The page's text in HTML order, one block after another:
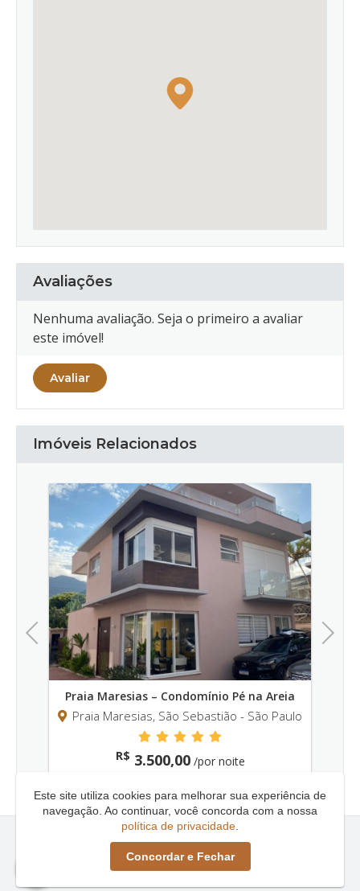
Avaliações
Nenhuma avaliação. Seja o primeiro a avaliar
este imóvel!
Avaliar
Imóveis Relacionados
Previous
Praia Maresias – Condomínio Pé na Areia
Praia Maresias, São Sebastião - São Paulo
R$ 3.500,00/por noite
Next
Litoral Comfort | Locação de Imóveis de Alto Padrão |
Litoral Norte © - 2026 - Todos os direitos reservados
Este site utiliza cookies para melhorar sua experiência de
navegação. Ao continuar, você concorda com a nossa
política de privacidade
Concordar e Fechar